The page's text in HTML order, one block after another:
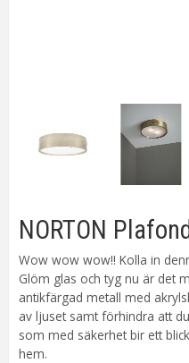
NORTON
Wow wow wow!! Kolla in
Glöm glas och tyg nu är det
antikfärgad metall med
av ljuset samt förhindra att
som med säkerhet bir ett
hem.